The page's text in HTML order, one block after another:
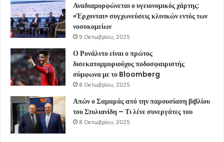
Αναδιαμορφώνεται ο υγειονομικός χάρτης:
«Έρχονται» συγχωνεύσεις κλινικών εντός των
νοσοκομείων
9 Οκτωβρίου, 2025
Ο Ρονάλντο είναι ο πρώτος
δισεκατομμυριούχος ποδοσφαιριστής
σύμφωνα με το Bloomberg
8 Οκτωβρίου, 2025
Απών ο Σαμαράς από την παρουσίαση βιβλίου
του Στυλιανίδη – Τι λένε συνεργάτες του
8 Οκτωβρίου, 2025